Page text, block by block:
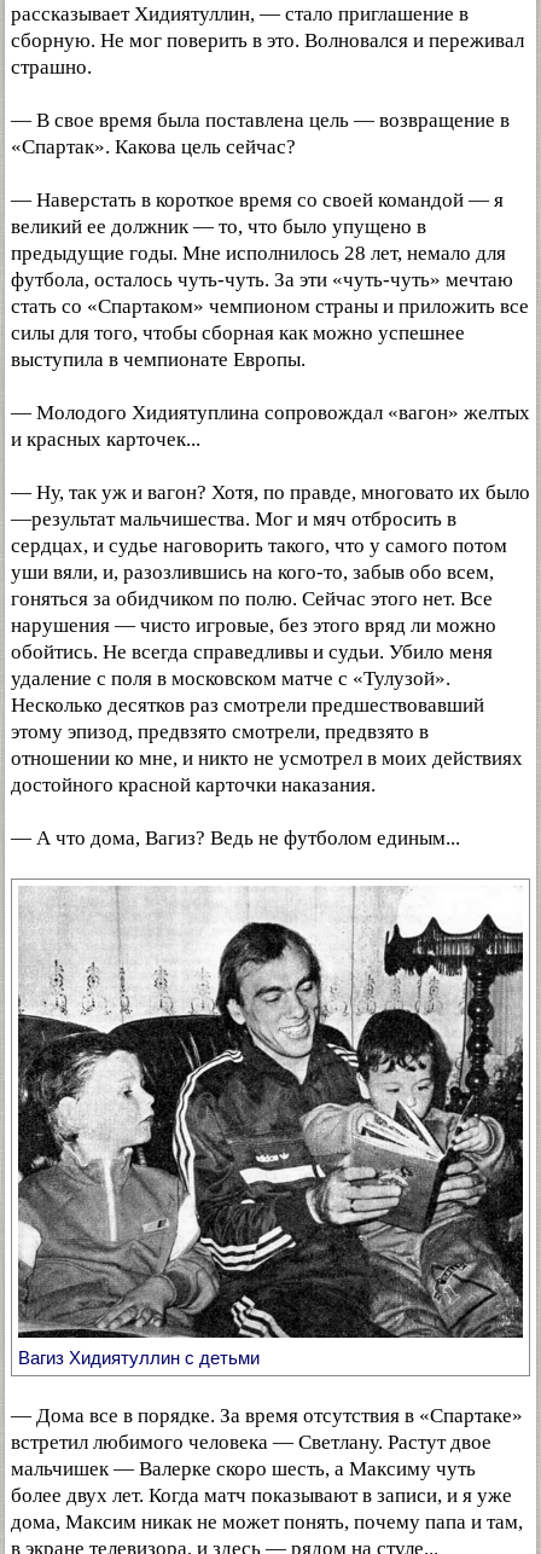
рассказывает Хидиятуллин, — стало приглашение в
сборную. Не мог поверить в это. Волновался и переживал
страшно.
— В свое время была поставлена цель — возвращение в
«Спартак». Какова цель сейчас?
— Наверстать в короткое время со своей командой — я
великий ее должник — то, что было упущено в
предыдущие годы. Мне исполнилось 28 лет, немало для
футбола, осталось чуть-чуть. За эти «чуть-чуть» мечтаю
стать со «Спартаком» чемпионом страны и приложить все
силы для того, чтобы сборная как можно успешнее
выступила в чемпионате Европы.
— Молодого Хидиятуплина сопровождал «вагон» желтых
и красных карточек...
— Ну, так уж и вагон? Хотя, по правде, многовато их было
—результат мальчишества. Мог и мяч отбросить в
сердцах, и судье наговорить такого, что у самого потом
уши вяли, и, разозлившись на кого-то, забыв обо всем,
гоняться за обидчиком по полю. Сейчас этого нет. Все
нарушения — чисто игровые, без этого вряд ли можно
обойтись. Не всегда справедливы и судьи. Убило меня
удаление с поля в московском матче с «Тулузой».
Несколько десятков раз смотрели предшествовавший
этому эпизод, предвзято смотрели, предвзято в
отношении ко мне, и никто не усмотрел в моих действиях
достойного красной карточки наказания.
— А что дома, Вагиз? Ведь не футболом единым...
Вагиз Хидиятуллин с детьми
— Дома все в порядке. За время отсутствия в «Спартаке»
встретил любимого человека — Светлану. Растут двое
мальчишек — Валерке скоро шесть, а Максиму чуть
более двух лет. Когда матч показывают в записи, и я уже
дома, Максим никак не может понять, почему папа и там,
в экране телевизора, и здесь — рядом на стуле...